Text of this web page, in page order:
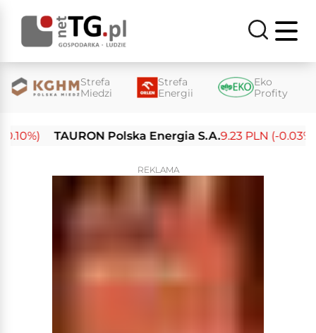
Strefa
Miedzi
Strefa
Energii
Eko
Profity
TAURON Polska Energia S.A.9.23 PLN (-0.03%)
REKLAMA